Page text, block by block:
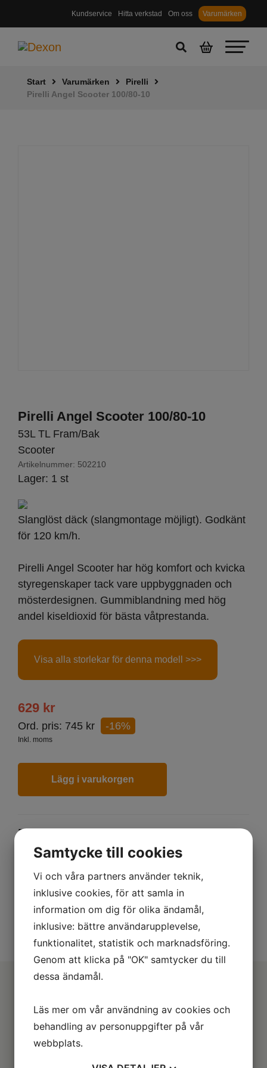
Kundservice Hitta verkstad Om oss Varumärken
Start Varumärken
Pirelli
Pirelli Angel Scooter 100/80-10
Pirelli Angel Scooter 100/80-10
53L TL Fram/Bak
Scooter
Artikelnummer: 502210
Lager: 1 st
Slanglöst däck (slangmontage möjligt). Godkänt
för 120 km/h.
Pirelli Angel Scooter har hög komfort och kvicka
styregenskaper tack vare uppbyggnaden och
mösterdesignen. Gummiblandning med hög
andel kiseldioxid för bästa våtprestanda.
Visa alla storlekar för denna modell >>>
629 kr
Ord. pris: 745 kr -16%
Inkl. moms
Lägg i varukorgen
Beskrivning
Pirelli Angel Scooter har hög komfort och kvicka
styregenskaper tack vare uppbyggnaden och
mösterdesignen. Gummiblandning med hög
andel kiseldioxid för bästa våtprestanda.
Samtycke till cookies
Vi och våra partners använder teknik,
inklusive cookies, för att samla in
information om dig för olika ändamål,
inklusive: bättre användarupplevelse,
funktionalitet, statistik och marknadsföring.
Genom att klicka på "OK" samtycker du till
dessa ändamål.
Läs mer om vår användning av cookies och
behandling av personuppgifter på vår
webbplats.